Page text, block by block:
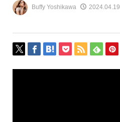
Buffy Yoshikawa 2024.04.19